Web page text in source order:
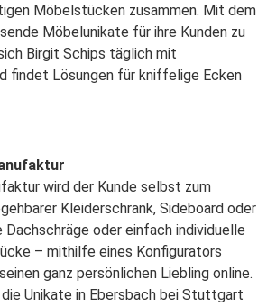
Möbelstücken zusammen. Mit dem
Möbelunikate für ihre Kunden zu
Birgit Schips täglich mit
findet Lösungen für kniffelige Ecken
wird der Kunde selbst zum
Kleiderschrank, Sideboard oder
Dachschräge oder einfach individuelle
– mithilfe eines Konfigurators
ganz persönlichen Liebling online.
Unikate in Ebersbach bei Stuttgart